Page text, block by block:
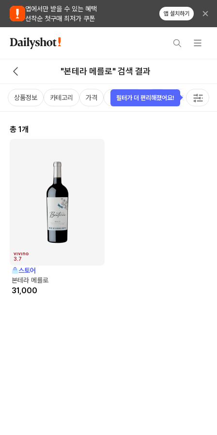
앱에서만 받을 수 있는 혜택
선착순 첫구매 최저가 쿠폰
앱 설치하기
"본테라 메를로" 검색 결과
상품정보 카테고리 가격 비비노점수 국가 용량 케이스
총 1개
3.7
스토어
본테라 메를로
31,000
필터가 더 편리해졌어요!